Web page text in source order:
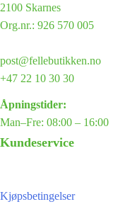
2100 Skarnes
Org.nr.: 926 570 005
post@fellebutikken.no
+47 22 10 30 30
Åpningstider:
Man–Fre: 08:00 – 16:00
Kundeservice
Kjøpsbetingelser